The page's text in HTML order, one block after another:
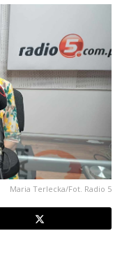
Maria Terlecka/Fot. Radio 5